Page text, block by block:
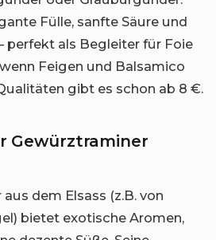
Fülle, sanfte Säure und
perfekt als Begleiter für Foie
Feigen und Balsamico
gibt es schon ab 8 €.
Gewürztraminer
dem Elsass (z.B. von
bietet exotische Aromen,